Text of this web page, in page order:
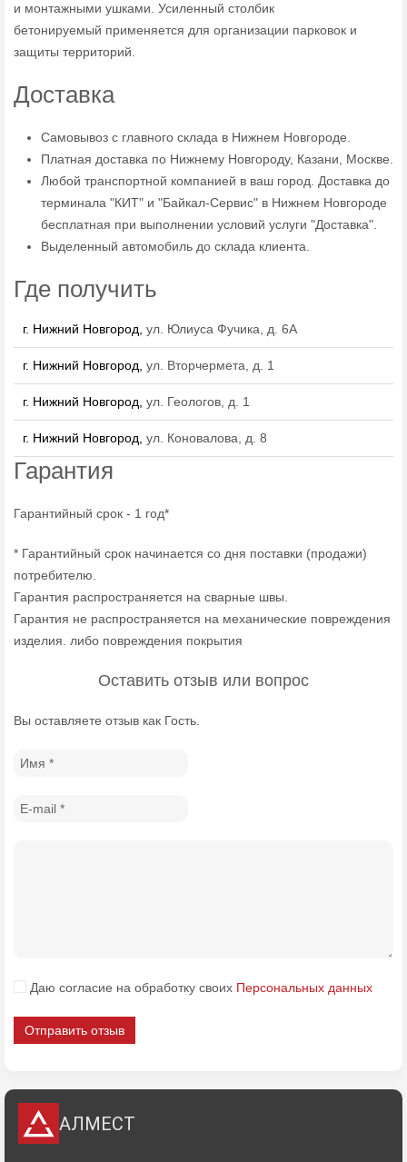
и монтажными ушками. Усиленный столбик
бетонируемый применяется для организации парковок и
защиты территорий.
Доставка
Самовывоз с главного склада в Нижнем Новгороде.
Платная доставка по Нижнему Новгороду, Казани, Москве.
Любой транспортной компанией в ваш город. Доставка до
терминала "КИТ" и "Байкал-Сервис" в Нижнем Новгороде
бесплатная при выполнении условий услуги "Доставка".
Выделенный автомобиль до склада клиента.
Где получить
г. Нижний Новгород, ул. Юлиуса Фучика, д. 6А
г. Нижний Новгород, ул. Вторчермета, д. 1
г. Нижний Новгород, ул. Геологов, д. 1
г. Нижний Новгород, ул. Коновалова, д. 8
Гарантия
Гарантийный срок - 1 год*
* Гарантийный срок начинается со дня поставки (продажи)
потребителю.
Гарантия распространяется на сварные швы.
Гарантия не распространяется на механические повреждения
изделия. либо повреждения покрытия
Оставить отзыв или вопрос
Вы оставляете отзыв как Гость.
Даю согласие на обработку своих Персональных данных
Отправить отзыв
АЛМЕСТ